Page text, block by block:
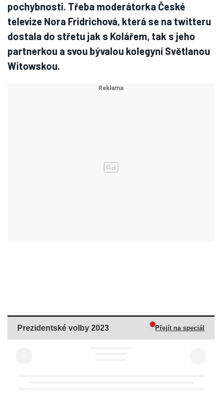
pochybnosti. Třeba moderátorka České
televize Nora Fridrichová, která se na twitteru
dostala do střetu jak s Kolářem, tak s jeho
partnerkou a svou bývalou kolegyní Světlanou
Witowskou.